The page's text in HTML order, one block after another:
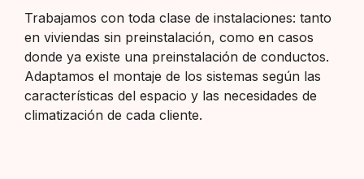
Trabajamos con toda clase de instalaciones: tanto
en viviendas sin preinstalación, como en casos
donde ya existe una preinstalación de conductos.
Adaptamos el montaje de los sistemas según las
características del espacio y las necesidades de
climatización de cada cliente.